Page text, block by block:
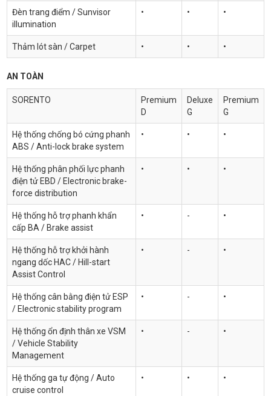
Đèn trang điểm / Sunvisor
illumination
• • •
Thảm lót sàn / Carpet • • •
AN TOÀN
SORENTO
Premium
D
Deluxe
G
Premium
G
Hệ thống chống bó cứng phanh
ABS / Anti-lock brake system
• • •
Hệ thống phân phối lực phanh
điện tử EBD / Electronic brake-
force distribution
• • •
Hệ thống hỗ trợ phanh khẩn
cấp BA / Brake assist
• - •
Hệ thống hỗ trợ khởi hành
ngang dốc HAC / Hill-start
Assist Control
• - •
Hệ thống cân bằng điện tử ESP
/ Electronic stability program
• - •
Hệ thống ổn định thân xe VSM
/ Vehicle Stability
Management
• - •
Hệ thống ga tự động / Auto
cruise control
• • •